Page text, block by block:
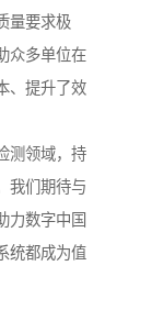
量要求极
众多单位在
、提升了效
测领域，持
我们期待与
力数字中国
统都成为值